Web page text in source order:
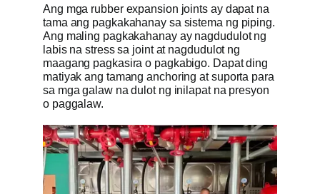
Ang mga rubber expansion joints ay dapat na
tama ang pagkakahanay sa sistema ng piping.
Ang maling pagkakahanay ay nagdudulot ng
labis na stress sa joint at nagdudulot ng
maagang pagkasira o pagkabigo. Dapat ding
matiyak ang tamang anchoring at suporta para
sa mga galaw na dulot ng inilapat na presyon
o paggalaw.